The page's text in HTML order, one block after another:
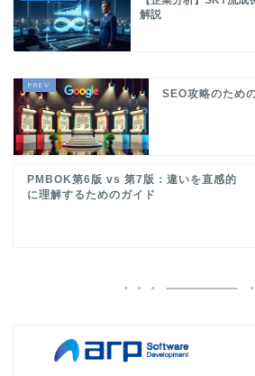
解説
SEO攻略のため
PMBOK第6版 vs 第7版：違いを直感的
に理解するためのガイド